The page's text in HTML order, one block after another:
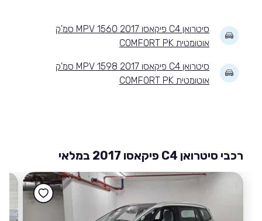
סיטרואן C4 פיקאסו 2017 MPV 1560 סמ'ק
אוטומטית COMFORT PK
סיטרואן C4 פיקאסו 2017 MPV 1598 סמ'ק
אוטומטית COMFORT PK
רכבי סיטרואן C4 פיקאסו 2017 במלאי